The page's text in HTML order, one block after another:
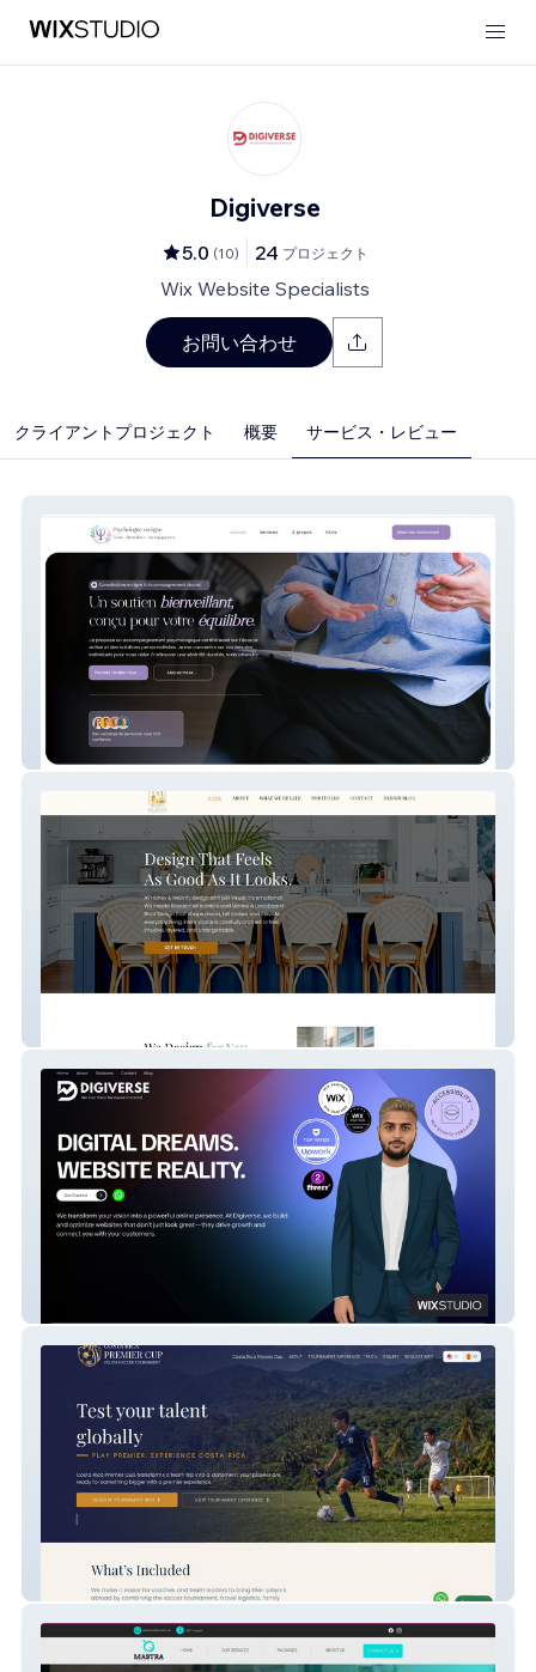
Digiverse
5.0 (10) 24 プロジェクト
Wix Website Specialists
お問い合わせ
クライアントプロジェクト 概要 サービス・レビュー
My Site 55
Costa Rica